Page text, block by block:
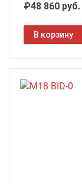
₽48 860 руб.
В корзину